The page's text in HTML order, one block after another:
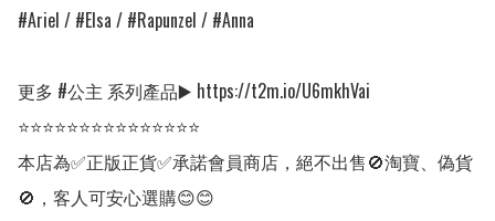
#Ariel / #Elsa / #Rapunzel / #Anna
更多 #公主 系列產品▶️ https://t2m.io/U6mkhVai
⭐⭐⭐⭐⭐⭐⭐⭐⭐⭐⭐⭐⭐⭐⭐
本店為✅正版正貨✅承諾會員商店，絕不出售🚫淘寶、偽貨
🚫，客人可安心選購😊😊